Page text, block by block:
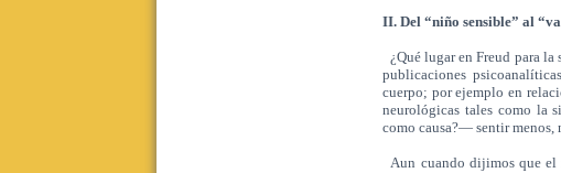
II. Del “niño sensible” al
¿Qué lugar en Freud para
publicaciones
cuerpo; por ejemplo en
neurológicas tales como la
como causa?— sentir menos,
Aun cuando dijimos que el